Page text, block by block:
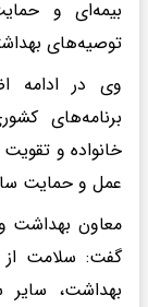
بیمه‌ای و
توصیه‌های
وی در ادامه
برنامه‌های
خانواده و
عمل و حمایت
معاون بهداشت
گفت: سلامت از
بهداشت، سایر